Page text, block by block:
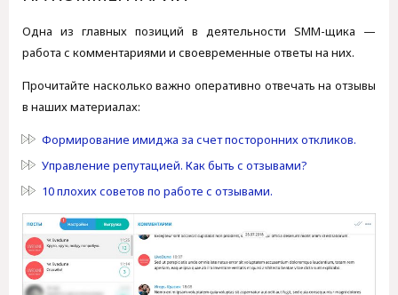
Одна из главных позиций в деятельности SMM-щика —
работа с комментариями и своевременные ответы на них.
Прочитайте насколько важно оперативно отвечать на отзывы
в наших материалах:
Формирование имиджа за счет посторонних откликов.
Управление репутацией. Как быть с отзывами?
10 плохих советов по работе с отзывами.